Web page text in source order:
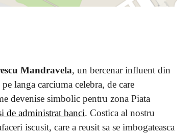
Mandravela, un bercenar influent din
langa carciuma celebra, de care
devenise simbolic pentru zona Piata
de administrat banci. Costica al nostru
iscusit, care a reusit sa se imbogateasca